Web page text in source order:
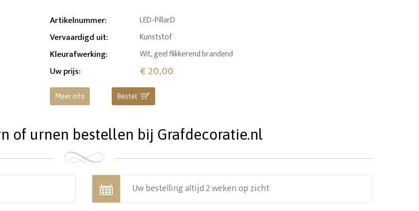
Artikelnummer: LED-PillarD
Vervaardigd uit: Kunststof
Kleurafwerking: Wit, geel flikkerend brandend
Uw prijs: € 20,00
Meer info Bestel
of urnen bestellen bij Grafdecoratie.nl
Uw bestelling altijd 2 weken op zicht